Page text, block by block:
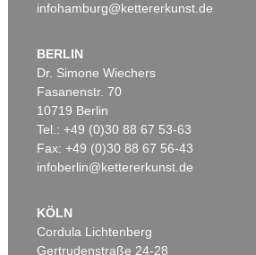
infohamburg@kettererkunst.de
BERLIN
Dr. Simone Wiechers
Fasanenstr. 70
10719 Berlin
Tel.: +49 (0)30 88 67 53-63
Fax: +49 (0)30 88 67 56-43
infoberlin@kettererkunst.de
KÖLN
Cordula Lichtenberg
Gertrudenstraße 24-28